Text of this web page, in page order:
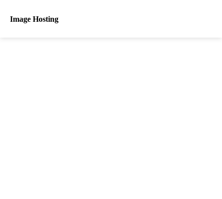
Image Hosting